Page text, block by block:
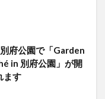
府公園で「Garden
in 別府公園」が開
ます